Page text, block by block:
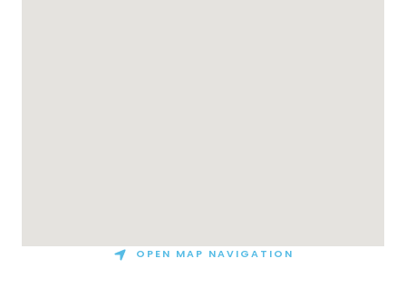
OPEN MAP NAVIGATION